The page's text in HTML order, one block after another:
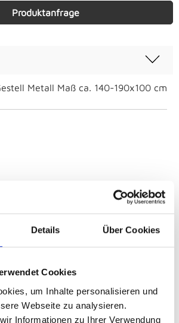
Details Über Cookies
Cookies
um Inhalte personalisieren und
Webseite zu analysieren.
Informationen zu Ihrer Verwendung
Produktanfrage
Metall Maß ca. 140-190x100 cm